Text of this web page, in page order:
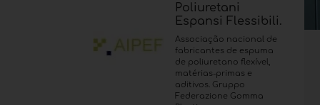
Poliuretani
Espansi Flessibili.
Associação nacional de
fabricantes de espuma
de poliuretano flexível,
matérias-primas e
aditivos. Gruppo
Federazione Gomma